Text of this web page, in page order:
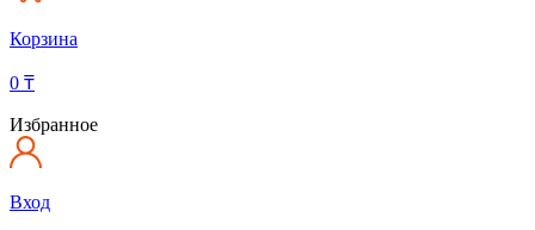
Корзина
0 ₸
Избранное
Вход